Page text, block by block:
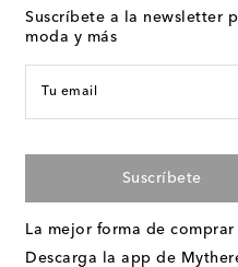
Suscríbete a la newsletter
moda y más
Tu email
Suscríbete
La mejor forma de comprar
Descarga la app de